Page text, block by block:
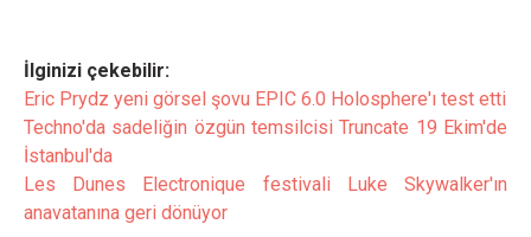
İlginizi çekebilir:
Eric Prydz yeni görsel şovu EPIC 6.0 Holosphere'ı test etti
Techno'da sadeliğin özgün temsilcisi Truncate 19 Ekim'de
İstanbul'da
Les Dunes Electronique festivali Luke Skywalker'ın
anavatanına geri dönüyor